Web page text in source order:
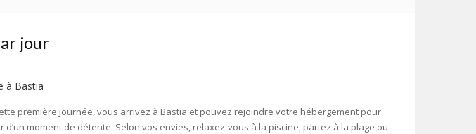
jour
à Bastia
première journée, vous arrivez à Bastia et pouvez rejoindre votre hébergement pour
d’un moment de détente. Selon vos envies, relaxez-vous à la piscine, partez à la plage ou